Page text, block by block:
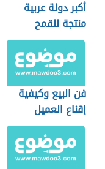
أكبر دولة عربية
منتجة للقمح
فن البيع وكيفية
إقناع العميل